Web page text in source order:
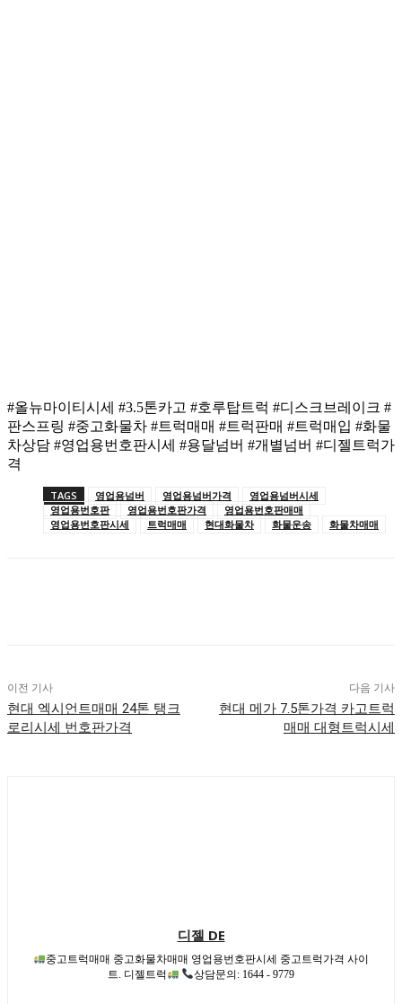
#올뉴마이티시세 #3.5톤카고 #호루탑트럭 #디스크브레이크 #
판스프링 #중고화물차 #트럭매매 #트럭판매 #트럭매입 #화물
차상담 #영업용번호판시세 #용달넘버 #개별넘버 #디젤트럭가
격
TAGS 영업용넘버 영업용넘버가격
영업용넘버시세
영업용번호판
영업용번호판가격
영업용번호판매매
영업용번호판시세
트럭매매 현대화물차 화물운송 화물차매매
이전 기사
현대 엑시언트매매 24톤 탱크
로리시세 번호판가격
다음 기사
현대 메가 7.5톤가격 카고트럭
매매 대형트럭시세
디젤 DE
중고트럭매매 중고화물차매매 영업용번호판시세 중고트럭가격 사이
트. 디젤트럭
상담문의: 1644 - 9779